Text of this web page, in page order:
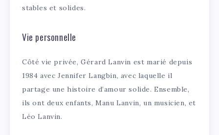
stables et solides.
Vie personnelle
Côté vie privée, Gérard Lanvin est marié depuis
1984 avec Jennifer Langbin, avec laquelle il
partage une histoire d’amour solide. Ensemble,
ils ont deux enfants, Manu Lanvin, un musicien, et
Léo Lanvin.